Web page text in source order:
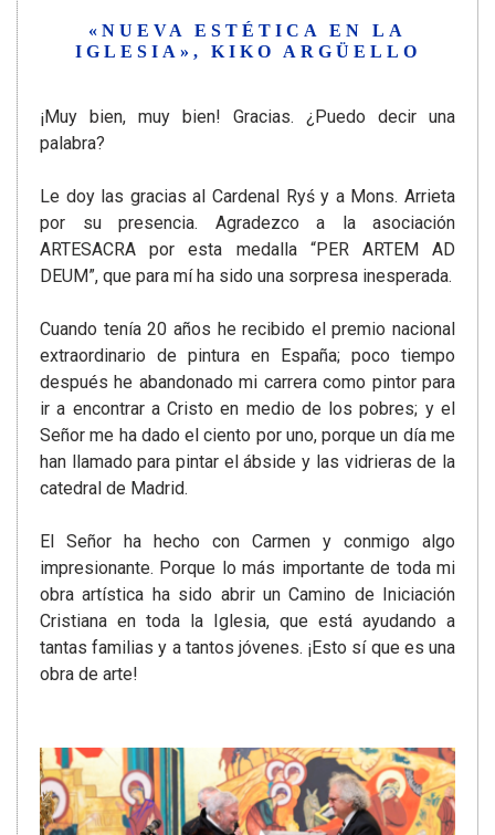
«NUEVA ESTÉTICA EN LA
IGLESIA» , KIKO ARGÜELLO
¡Muy bien, muy bien! Gracias. ¿Puedo decir una
palabra?
Le doy las gracias al Cardenal Ryś y a Mons. Arrieta
por su presencia. Agradezco a la asociación
ARTESACRA por esta medalla “PER ARTEM AD
DEUM”, que para mí ha sido una sorpresa inesperada.
Cuando tenía 20 años he recibido el premio nacional
extraordinario de pintura en España; poco tiempo
después he abandonado mi carrera como pintor para
ir a encontrar a Cristo en medio de los pobres; y el
Señor me ha dado el ciento por uno, porque un día me
han llamado para pintar el ábside y las vidrieras de la
catedral de Madrid.
El Señor ha hecho con Carmen y conmigo algo
impresionante. Porque lo más importante de toda mi
obra artística ha sido abrir un Camino de Iniciación
Cristiana en toda la Iglesia, que está ayudando a
tantas familias y a tantos jóvenes. ¡Esto sí que es una
obra de arte!